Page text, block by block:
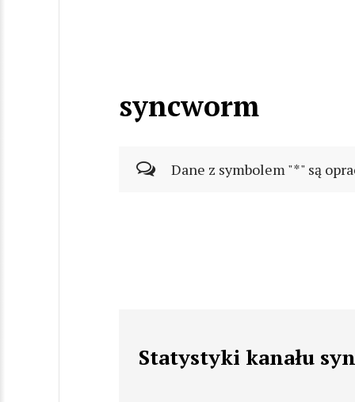
syncworm
Dane z symbolem "*" są
Statystyki kanału